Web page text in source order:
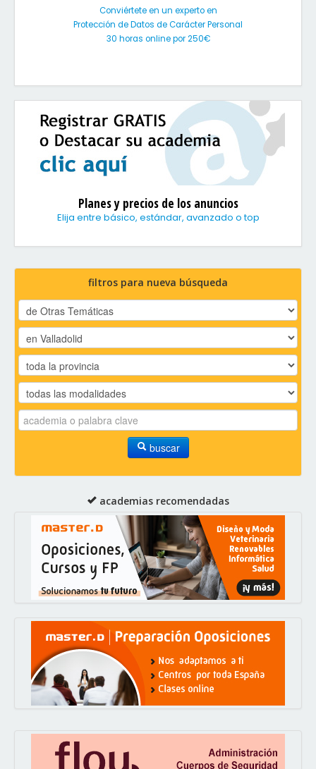
Conviértete en un experto en
Protección de Datos de Carácter Personal
30 horas online por 250€
Planes y precios de los anuncios
Elija entre básico, estándar, avanzado o top
filtros para nueva búsqueda
buscar
academias recomendadas